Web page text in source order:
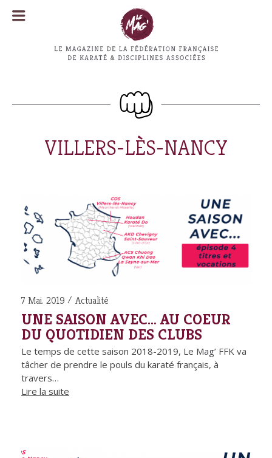
VILLERS-LÈS-NANCY
7 Mai. 2019 Actualité
UNE SAISON AVEC… AU COEUR
DU QUOTIDIEN DES CLUBS
Le temps de cette saison 2018-2019, Le Mag’ FFK va
tâcher de prendre le pouls du karaté français, à
travers…
Lire la suite